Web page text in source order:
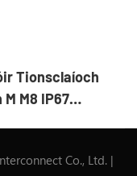
Tionsclaíoch
M8 IP67
Co., Ltd. |